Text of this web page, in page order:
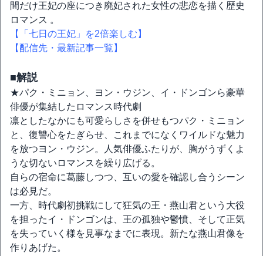
間だけ王妃の座につき廃妃された女性の悲恋を描く歴史
ロマンス 。
【「七日の王妃」を2倍楽しむ】
【配信先・最新記事一覧】
■解説
★パク・ミニョン、ヨン・ウジン、イ・ドンゴンら豪華
俳優が集結したロマンス時代劇
凛としたなかにも可愛らしさを併せもつパク・ミニョン
と、復讐心をたぎらせ、これまでになくワイルドな魅力
を放つヨン・ウジン。人気俳優ふたりが、胸がうずくよ
うな切ないロマンスを繰り広げる。
自らの宿命に葛藤しつつ、互いの愛を確認し合うシーン
は必見だ。
一方、時代劇初挑戦にして狂気の王・燕山君という大役
を担ったイ・ドンゴンは、王の孤独や鬱憤、そして正気
を失っていく様を見事なまでに表現。新たな燕山君像を
作りあげた。